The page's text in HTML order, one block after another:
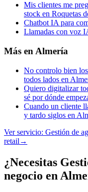
Mis clientes me
stock en Roquetas
Chatbot IA para
Llamadas con voz
Más en Almería
No controlo bien
todos lados en
Quiero digitalizar
sé por dónde
Cuando un cliente
y tardo siglos en
Ver servicio: Gestión de
retail →
¿Necesitas
negocio en